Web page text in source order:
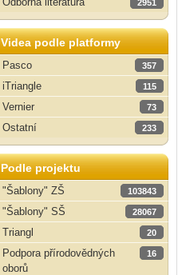
2951
Videa podle platformy
Pasco
357
iTriangle 115
Vernier 73
Ostatní 233
Podle projektu
"Šablony" ZŠ
103843
"Šablony" SŠ 28067
Triangl 20
Podpora přírodovědných
oborů
16